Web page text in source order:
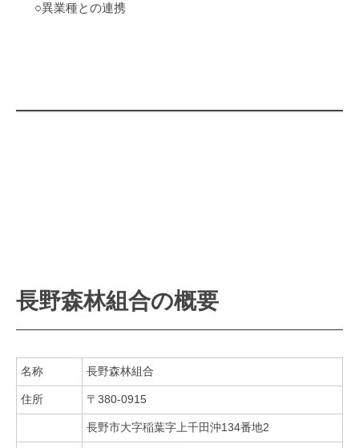
○異業種との連携
長野森林組合の概要
名称 長野森林組合
住所 〒380-0915
長野市大字稲葉字上千田沖134番地2